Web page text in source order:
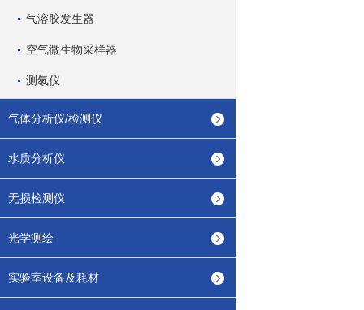
气溶胶发生器
空气微生物采样器
测氡仪
气体分析仪/检测仪
水质分析仪
无损检测仪
光学测绘
实验室设备及耗材